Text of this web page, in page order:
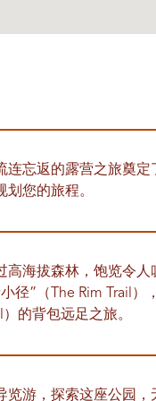
连忘返的露营之旅奠定
您的旅程。
高海拔森林，饱览令人
径”（The Rim Trail）
的背包远足之旅。
览游，探索这座公园，